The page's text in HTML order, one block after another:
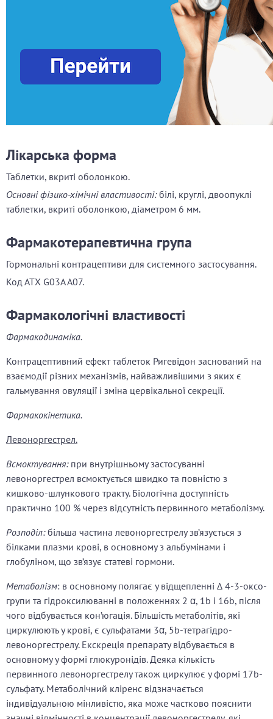
Лікарська форма
Таблетки, вкриті оболонкою.
Основні фізико-хімічні властивості:білі, круглі, двоопуклі
таблетки, вкриті оболонкою, діаметром 6 мм.
Фармакотерапевтична група
Гормональні контрацептиви для системного застосування.
Код АТХ G03A A07.
Фармакологічні властивості
Фармакодинаміка.
Контрацептивний ефект таблеток Ригевідон заснований на
взаємодії різних механізмів, найважливішими з яких є
гальмування овуляції і зміна цервікальної секреції.
Фармакокінетика.
Левоноргестрел.
Всмоктування:при внутрішньому застосуванні
левоноргестрел всмоктується швидко та повністю з
кишково-шлункового тракту. Біологічна доступність
практично 100 % через відсутність первинного метаболізму.
Розподіл:більша частина левоноргестрелу зв’язується з
білками плазми крові, в основному з альбумінами і
глобуліном, що зв’язує статеві гормони.
Метаболізм: в основному полягає у відщепленні ∆ 4-3-оксо-
групи та гідроксилюванні в положеннях 2 α, 1b і 16b, після
чого відбувається кон’югація. Більшість метаболітів, які
циркулюють у крові, є сульфатами 3α, 5b-тетрагідро-
левоноргестрелу. Екскреція препарату відбувається в
основному у формі глюкуронідів. Деяка кількість
первинного левоноргестрелу також циркулює у формі 17b-
сульфату. Метаболічний кліренс відзначається
індивідуальною мінливістю, яка може частково пояснити